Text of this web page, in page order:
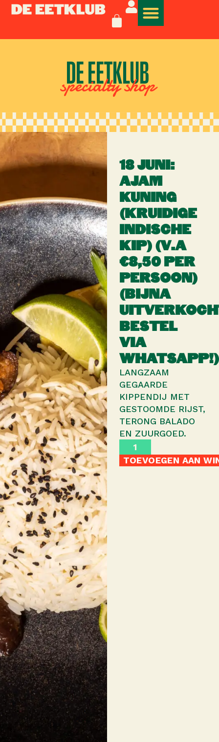
DE EETKLUB
specialty shop
18 JUNI:
AJAM
KUNING
(KRUIDIGE
INDISCHE
KIP) (V.A
€8,50 PER
PERSOON)
(BIJNA
BESTEL
VIA
WHATSAPP!)
LANGZAAM
GEGAARDE
KIPPENDIJ MET
GESTOOMDE RIJST,
TERONG BALADO
EN ZUURGOED.
TOEVOEGEN AAN